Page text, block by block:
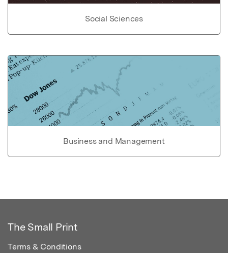
Social Sciences
Business and Management
The Small Print
Terms & Conditions